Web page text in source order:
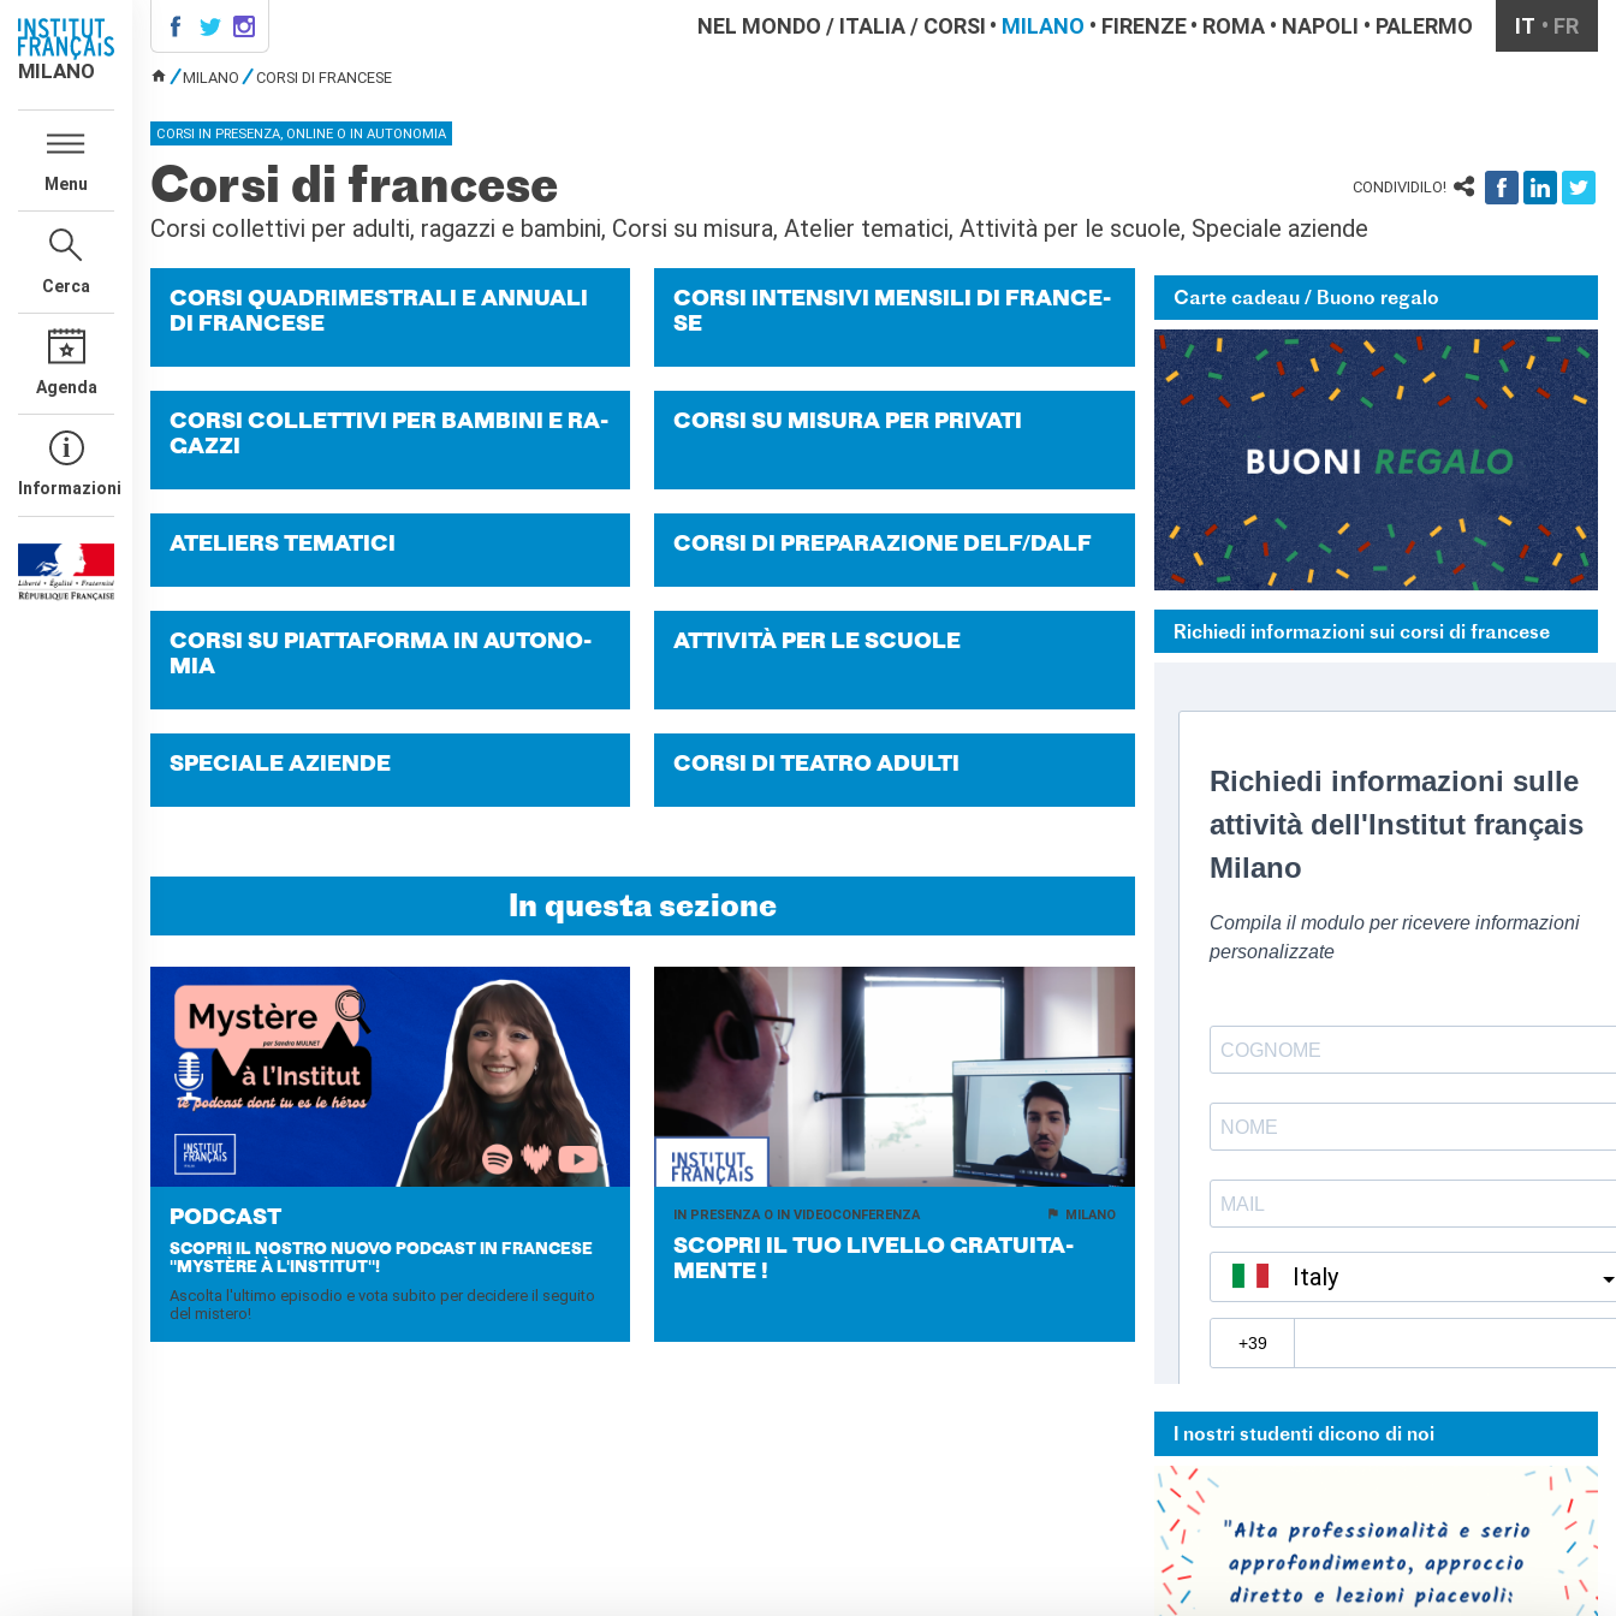
MILANO
Menu
Cerca
Agenda
Informazioni
MILANO
AGENDA
CORSI DI FRANCESE
Corsi quadrimestrali e annuali
Corsi intensivi mensili di
francese
Corsi collettivi per bambini e
Corsi di preparazione
DELF/DALF
Corsi su piattaforma
Corsi per le scuole
Corsi aziendali
DIPLOMI & TEST
Test di lingua TCF
SERVIZIO TRADUZIONE
MEDIATECA
Cooperazione educativa
Cooperazione
universitaria
Soggiorni linguistici in
Francia
Studiare in Francia
PARTENARIATI
Affittare i nostri spazi
Le cercle des amis
CHI SIAMO
Contatti
IF Italia
Come raggiungerci
NEL MONDO / ITALIA/ CORSI MILANO FIRENZE ROMA NAPOLI PALERMO IT FR
MILANO CORSI DI FRANCESE
CORSI IN PRESENZA, ONLINE O IN AUTONOMIA
Corsi di francese CONDIVIDILO!
Corsi collettivi per adulti, ragazzi e bambini, Corsi su misura, Atelier tematici, Attività per le scuole, Speciale aziende
CORSI QUA­DRI­ME­STRA­LI E AN­NUA­LI
DI FRAN­CE­SE
CORSI IN­TEN­SI­VI MEN­SI­LI DI FRAN­CE­
SE
CORSI COL­LET­TI­VI PER BAM­BI­NI E RA­
GAZ­ZI
CORSI SU MI­SU­RA PER PRI­VA­TI
ATE­LIERS TE­MA­TI­CI CORSI DI PRE­PA­RA­ZIO­NE DELF/DALF
CORSI SU PIAT­TA­FOR­MA IN AU­TO­NO­
MIA
AT­TI­VITÀ PER LE SCUO­LE
SPE­CIA­LE AZIEN­DE CORSI DI TEA­TRO ADUL­TI
In questa sezione
PO­D­CA­ST
SCOPRI IL NOSTRO NUOVO PODCAST IN FRANCESE
"MYSTÈRE À L'INSTITUT"!
Ascolta l'ultimo episodio e vota subito per decidere il seguito
del mistero!
IN PRESENZA O IN VIDEOCONFERENZA MILANO
SCO­PRI IL TUO LI­VEL­LO GRA­TUI­TA­
MEN­TE !
Carte cadeau / Buono regalo
Richiedi informazioni sui corsi di francese
I nostri studenti dicono di noi